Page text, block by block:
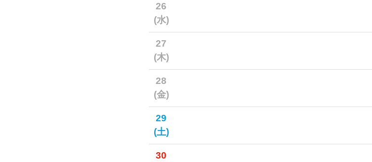
26
(水)
27
(木)
28
(金)
29
(土)
30